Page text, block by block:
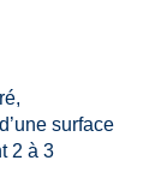
surface
2 à 3